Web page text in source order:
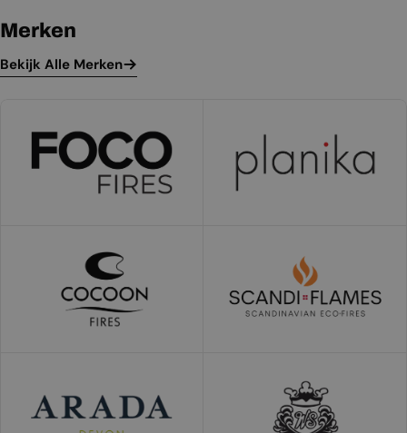
Merken
Bekijk Alle Merken